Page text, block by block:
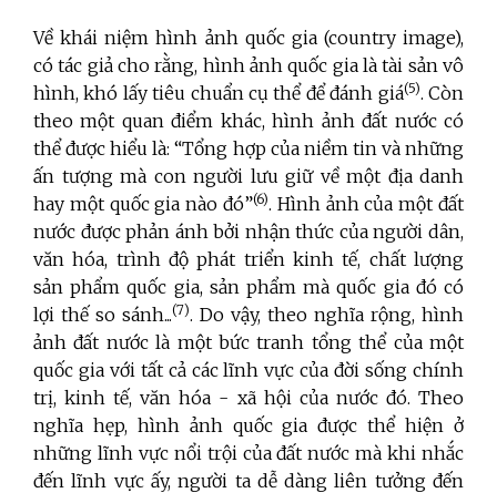
Về khái niệm hình ảnh quốc gia (country image),
có tác giả cho rằng, hình ảnh quốc gia là tài sản vô
hình, khó lấy tiêu chuẩn cụ thể để đánh giá(5). Còn
theo một quan điểm khác, hình ảnh đất nước có
thể được hiểu là: “Tổng hợp của niềm tin và những
ấn tượng mà con người lưu giữ về một địa danh
hay một quốc gia nào đó”(6). Hình ảnh của một đất
nước được phản ánh bởi nhận thức của người dân,
văn hóa, trình độ phát triển kinh tế, chất lượng
sản phẩm quốc gia, sản phẩm mà quốc gia đó có
lợi thế so sánh...(7). Do vậy, theo nghĩa rộng, hình
ảnh đất nước là một bức tranh tổng thể của một
quốc gia với tất cả các lĩnh vực của đời sống chính
trị, kinh tế, văn hóa - xã hội của nước đó. Theo
nghĩa hẹp, hình ảnh quốc gia được thể hiện ở
những lĩnh vực nổi trội của đất nước mà khi nhắc
đến lĩnh vực ấy, người ta dễ dàng liên tưởng đến